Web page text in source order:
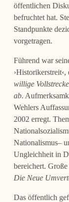
öffentlichen
befruchtet hat.
Standpunkte
vorgetragen.
Führend war
willige
ab.
Wehlers
2002 erregt.
Nationalismus–
Ungleichheit in
bereichert.
Die Neue
Das öffentlich